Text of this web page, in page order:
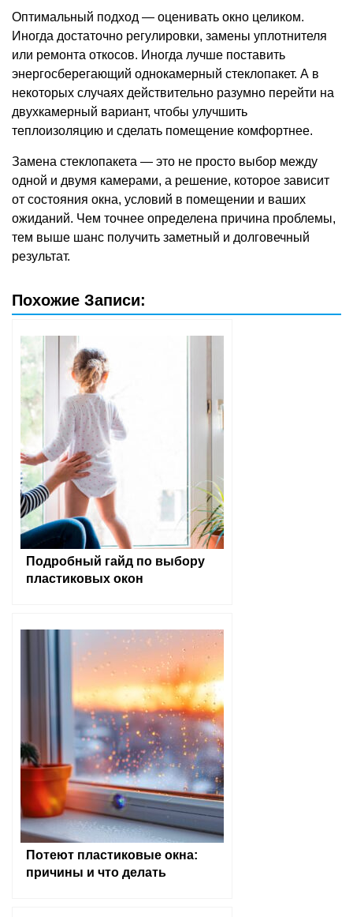
Оптимальный подход — оценивать окно целиком.
Иногда достаточно регулировки, замены уплотнителя
или ремонта откосов. Иногда лучше поставить
энергосберегающий однокамерный стеклопакет. А в
некоторых случаях действительно разумно перейти на
двухкамерный вариант, чтобы улучшить
теплоизоляцию и сделать помещение комфортнее.
Замена стеклопакета — это не просто выбор между
одной и двумя камерами, а решение, которое зависит
от состояния окна, условий в помещении и ваших
ожиданий. Чем точнее определена причина проблемы,
тем выше шанс получить заметный и долговечный
результат.
Похожие Записи:
Подробный гайд по выбору
пластиковых окон
Потеют пластиковые окна:
причины и что делать